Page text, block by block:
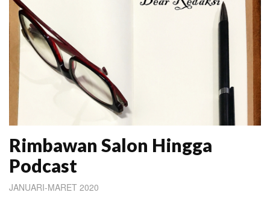
Rimbawan Salon Hingga
Podcast
JANUARI-MARET 2020